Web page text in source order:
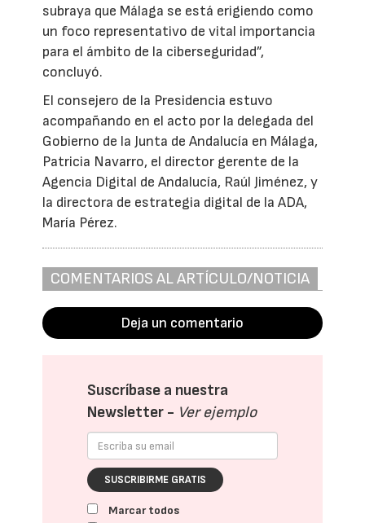
subraya que Málaga se está erigiendo como
un foco representativo de vital importancia
para el ámbito de la ciberseguridad”,
concluyó.
El consejero de la Presidencia estuvo
acompañando en el acto por la delegada del
Gobierno de la Junta de Andalucía en Málaga,
Patricia Navarro, el director gerente de la
Agencia Digital de Andalucía, Raúl Jiménez, y
la directora de estrategia digital de la ADA,
María Pérez.
COMENTARIOS AL ARTÍCULO/NOTICIA
Deja un comentario
Suscríbase a nuestra
Newsletter - Ver ejemplo
SUSCRIBIRME GRATIS
Marcar todos